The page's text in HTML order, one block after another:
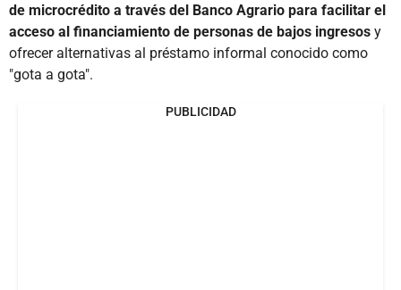
de microcrédito a través del Banco Agrario para facilitar el
acceso al financiamiento de personas de bajos ingresos y
ofrecer alternativas al préstamo informal conocido como
"gota a gota".
PUBLICIDAD